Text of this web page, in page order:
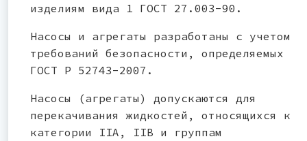
изделиям вида 1 ГОСТ 27.003-90.
Насосы и агрегаты разработаны с учетом
требований безопасности, определяемых
ГОСТ Р 52743-2007.
Насосы (агрегаты) допускаются для
перекачивания жидкостей, относящихся к
категории IIА, IIВ и группам